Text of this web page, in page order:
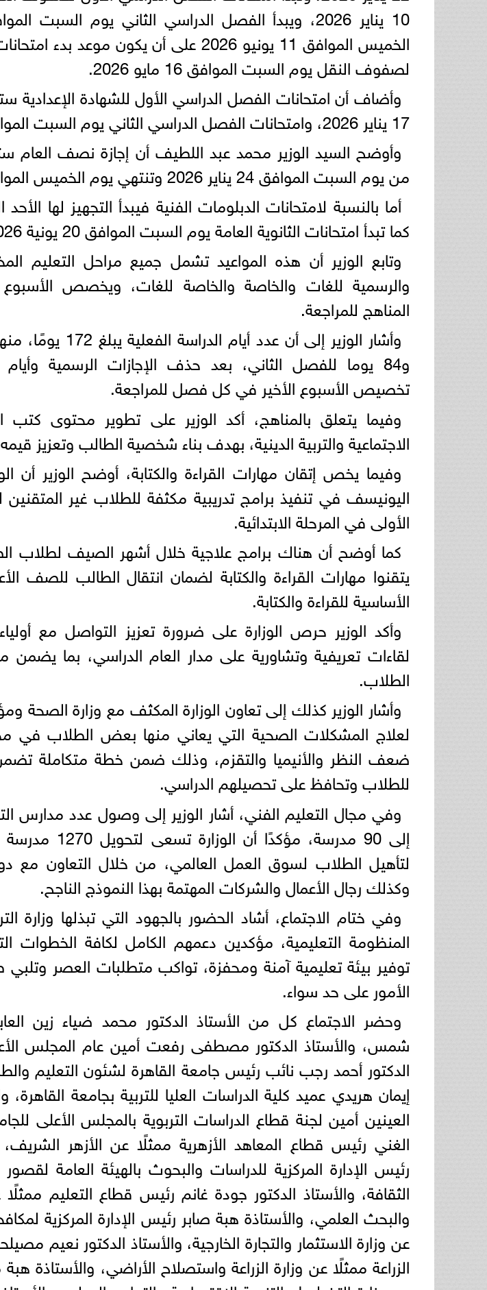
الخميس الموافق 11 يونيو 2026 على أن يكون
لصفوف النقل يوم السبت الموافق 16 مايو 2026.
وأضاف أن امتحانات الفصل الدراسي الأول للشهادة الإعدادية
17 يناير 2026، وامتحانات الفصل الدراسي الثاني يوم السبت الموافق 4 يونيو 2026.
وأوضح السيد الوزير محمد عبد اللطيف أن إجازة نصف العام
من يوم السبت الموافق 24 يناير 2026 وتنتهي يوم الخميس الموافق 5 فبراير 2026،
كما تبدأ امتحانات الثانوية العامة يوم السبت الموافق 20 يونية 2026.
وتابع الوزير أن هذه المواعيد تشمل جميع مراحل التعليم
والرسمية للغات والخاصة والخاصة للغات، ويخصص
المناهج للمراجعة.
و84 يوما للفصل الثاني، بعد حذف الإجازات الرسمية
تخصيص الأسبوع الأخير في كل فصل للمراجعة.
وفيما يتعلق بالمناهج، أكد الوزير على تطوير محتوى كتب
الاجتماعية والتربية الدينية، بهدف بناء شخصية الطالب وتعزيز
وفيما يخص إتقان مهارات القراءة والكتابة، أوضح الوزير أن
اليونيسف في تنفيذ برامج تدريبية مكثفة للطلاب غير
الأولى في المرحلة الابتدائية.
كما أوضح أن هناك برامج علاجية خلال أشهر الصيف لطلاب
يتقنوا مهارات القراءة والكتابة لضمان انتقال الطالب للصف
الأساسية للقراءة والكتابة.
وأكد الوزير حرص الوزارة على ضرورة تعزيز التواصل مع
لقاءات تعريفية وتشاورية على مدار العام الدراسي، بما
الطلاب.
وأشار الوزير كذلك إلى تعاون الوزارة المكثف مع وزارة الصحة
لعلاج المشكلات الصحية التي يعاني منها بعض الطلاب في
ضعف النظر والأنيميا والتقزم، وذلك ضمن خطة متكاملة
للطلاب وتحافظ على تحصيلهم الدراسي.
وفي مجال التعليم الفني، أشار الوزير إلى وصول عدد مدارس
إلى 90 مدرسة،
لتأهيل الطلاب لسوق العمل العالمي، من خلال التعاون مع دول
وكذلك رجال الأعمال والشركات المهتمة بهذا النموذج الناجح.
وفي ختام الاجتماع، أشاد الحضور بالجهود التي تبذلها وزارة
المنظومة التعليمية، مؤكدين دعمهم الكامل لكافة الخطوات
توفير بيئة تعليمية آمنة ومحفزة، تواكب متطلبات العصر
الأمور على حد سواء.
وحضر الاجتماع كل من الأستاذ الدكتور محمد ضياء زين
شمس، والأستاذ الدكتور مصطفى رفعت أمين عام المجلس
الدكتور أحمد رجب نائب رئيس جامعة القاهرة لشئون التعليم
إيمان هريدي عميد كلية الدراسات العليا للتربية بجامعة القاهرة،
العينين أمين لجنة قطاع الدراسات التربوية بالمجلس الأعلى
الغني رئيس قطاع المعاهد الأزهرية ممثلًا عن الأزهر
رئيس الإدارة المركزية للدراسات والبحوث بالهيئة العامة
الثقافة، والأستاذ الدكتور جودة غانم رئيس قطاع التعليم ممثلًا
والبحث العلمي، والأستاذة هبة صابر رئيس الإدارة المركزية
عن وزارة الاستثمار والتجارة الخارجية، والأستاذ الدكتور نعيم
الزراعة ممثلًا عن وزارة الزراعة واستصلاح الأراضي، والأستاذة